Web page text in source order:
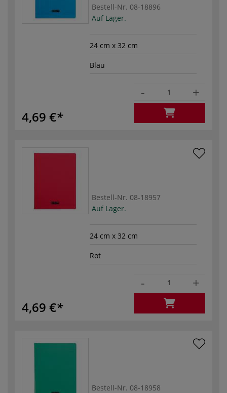
Bestell-Nr. 08-18896
Auf Lager.
24 cm x 32 cm
Blau
4,69 €
- +
Bestell-Nr. 08-18957
Auf Lager.
24 cm x 32 cm
Rot
4,69 €
- +
Bestell-Nr. 08-18958